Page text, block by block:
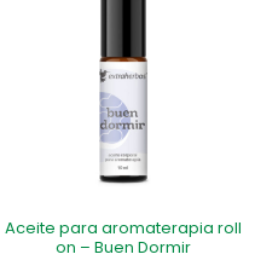
Aceite para aromaterapia roll
on – Buen Dormir